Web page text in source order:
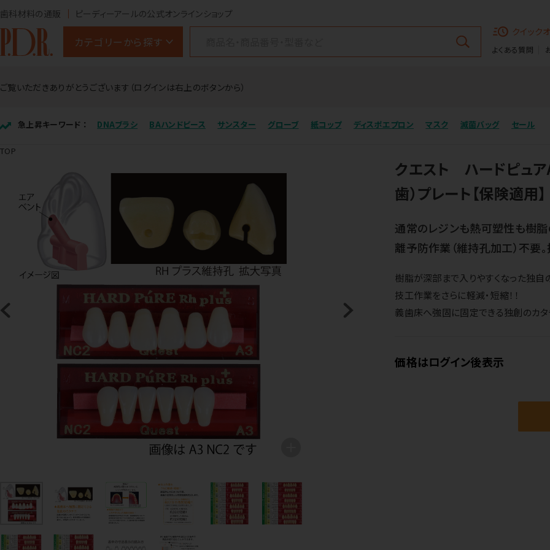
歯科材料の通販 ピーディーアールの公式オンラインショップ
カテゴリーから探す
クイック
よくある質問
ご覧いただきありがとうございます（ログインは右上のボタンから）
急上昇キーワード ： DNAブラシ BAハンドピース サンスター グローブ 紙コップ ディスポエプロン マスク 滅菌バッグ セール
TOP
クエスト ハードピュア
歯）プレート【保険適用】
通常のレジンも熱可塑性も樹
離予防作業（維持孔加工）不要
樹脂が深部まで入りやすくなった独自
技工作業をさらに軽減・短縮！！
義歯床へ強固に固定できる独創のカタ
価格はログイン後表示